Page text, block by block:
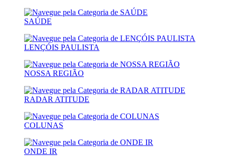
SAÚDE
LENÇÓIS PAULISTA
NOSSA REGIÃO
RADAR ATITUDE
COLUNAS
ONDE IR